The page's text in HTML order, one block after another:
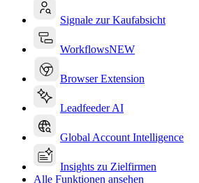
Signale zur Kaufabsicht
WorkflowsNEW
Browser Extension
Leadfeeder AI
Global Account Intelligence
Insights zu Zielfirmen
Alle Funktionen ansehen